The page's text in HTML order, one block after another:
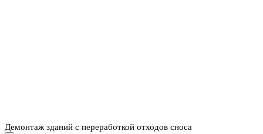
Демонтаж зданий с переработкой отходов сноса